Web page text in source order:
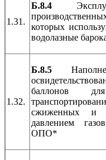
1.31.
Б.8.4
которых
водолазные
1.32.
Б.8.5
баллонов
сжиженных и
давлением
ОПО*